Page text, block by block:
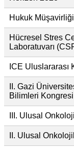
Hukuk Müşavirliği
Hücresel Stres
Laboratuvarı
ICE Uluslararası
II. Gazi
Bilimleri
III. Ulusal
II. Ulusal